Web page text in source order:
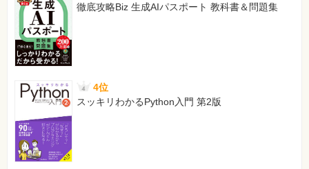
徹底攻略Biz 生成AIパスポート 教科書＆問題集
4位
スッキリわかるPython入門 第2版